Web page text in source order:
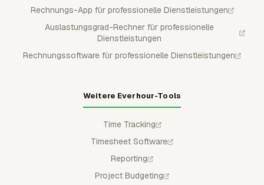
Rechnungs-App für professionelle Dienstleistungen
Auslastungsgrad-Rechner für professionelle
Dienstleistungen
Rechnungssoftware für professionelle Dienstleistungen
Weitere Everhour-Tools
Time Tracking
Timesheet Software
Reporting
Project Budgeting